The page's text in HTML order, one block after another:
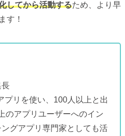
してから活動するため、より 早
す！
長
プリを使い、100人以上と出
のアプリユーザーへのイン
グアプリ専門家としても活